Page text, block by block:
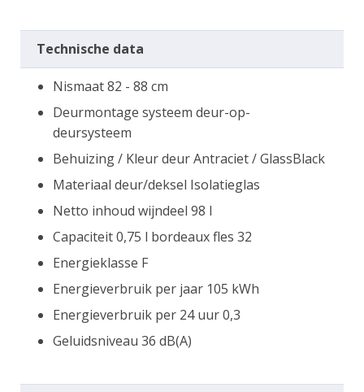
Technische data
Nismaat 82 - 88 cm
Deurmontage systeem deur-op-
deursysteem
Behuizing / Kleur deur Antraciet / GlassBlack
Materiaal deur/deksel Isolatieglas
Netto inhoud wijndeel 98 l
Capaciteit 0,75 l bordeaux fles 32
Energieklasse F
Energieverbruik per jaar 105 kWh
Energieverbruik per 24 uur 0,3
Geluidsniveau 36 dB(A)